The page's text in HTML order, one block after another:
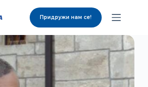
Придружи нам се!